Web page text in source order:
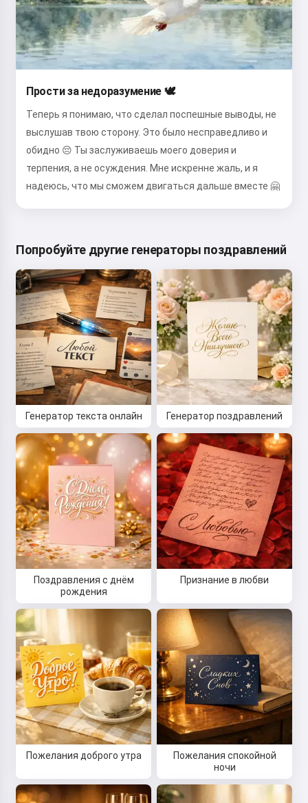
Прости за недоразумение 🕊️
Теперь я понимаю, что сделал поспешные выводы, не
выслушав твою сторону. Это было несправедливо и
обидно 😔 Ты заслуживаешь моего доверия и
терпения, а не осуждения. Мне искренне жаль, и я
надеюсь, что мы сможем двигаться дальше вместе 🤗
Попробуйте другие генераторы поздравлений
Генератор текста онлайн Генератор поздравлений
Поздравления с днём
рождения
Признание в любви
Пожелания доброго утра
Пожелания спокойной
ночи